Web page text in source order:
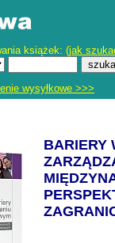
książek: (jak
wysyłkowe >>>
BARIERY